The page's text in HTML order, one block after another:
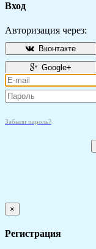
Вход
Авторизация через:
Вконтакте
Google+
Забыли пароль?
×
Регистрация